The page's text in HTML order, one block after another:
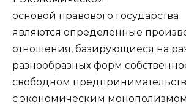
основой правового государства
являются определенные
отношения, базирующиеся на
разнообразных форм
свободном
с экономическим